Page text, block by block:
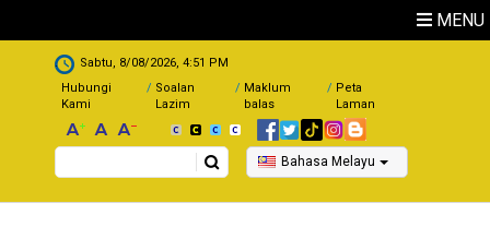
MENU
.
Sabtu, 8/08/2026, 4:51 PM
Hubungi
Kami
Soalan
Lazim
Maklum
balas
Peta
Laman
Search Bahasa Melayu